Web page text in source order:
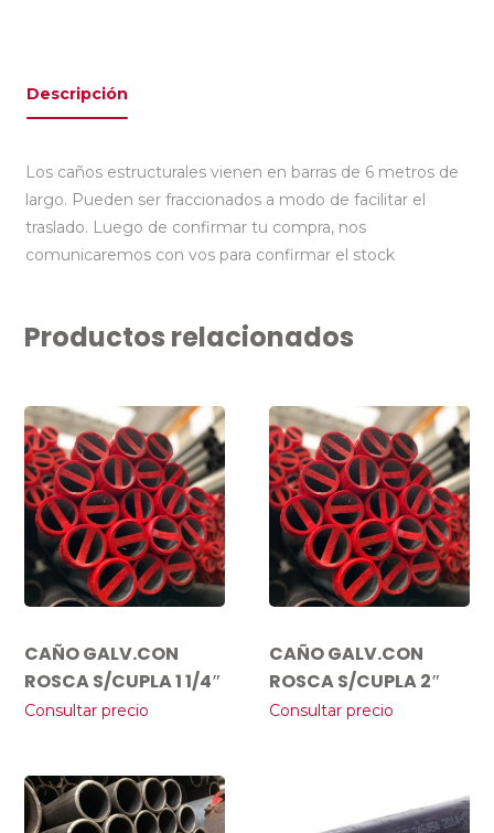
Descripción
Los caños estructurales vienen en barras de 6 metros de
largo. Pueden ser fraccionados a modo de facilitar el
traslado. Luego de confirmar tu compra, nos
comunicaremos con vos para confirmar el stock
Productos relacionados
CAÑO GALV.CON
ROSCA S/CUPLA 1 1/4″
Consultar precio
CAÑO GALV.CON
ROSCA S/CUPLA 2″
Consultar precio